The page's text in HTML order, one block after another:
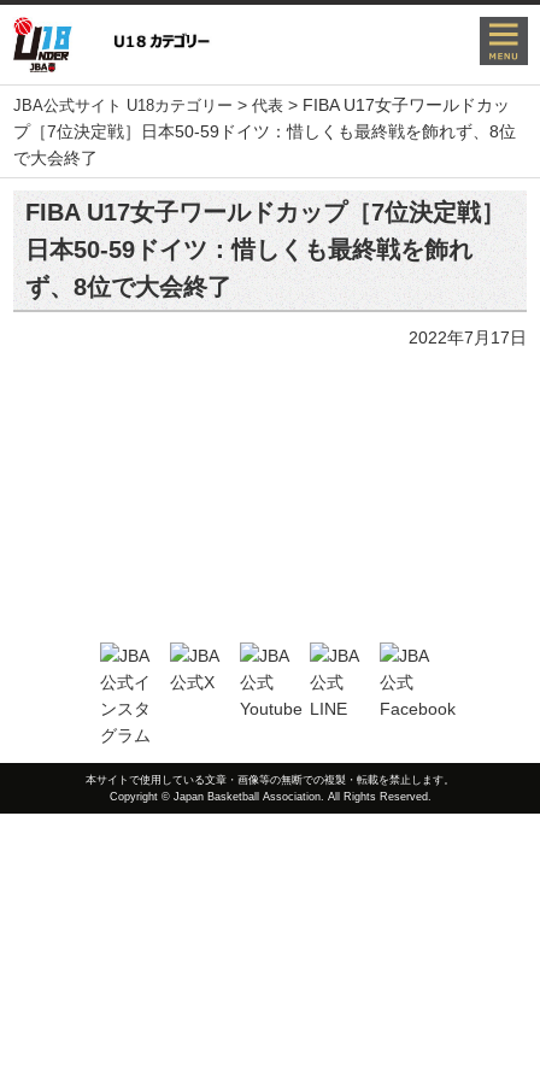
JBA公式サイト U18カテゴリー >代表 > FIBA U17女子ワールドカッ
プ［7位決定戦］日本50-59ドイツ：惜しくも最終戦を飾れず、8位
で大会終了
FIBA U17女子ワールドカップ［7位決定戦］
日本50-59ドイツ：惜しくも最終戦を飾れ
ず、8位で大会終了
2022年7月17日
本サイトで使用している文章・画像等の無断での複製・転載を禁止します。
Copyright © Japan Basketball Association. All Rights Reserved.